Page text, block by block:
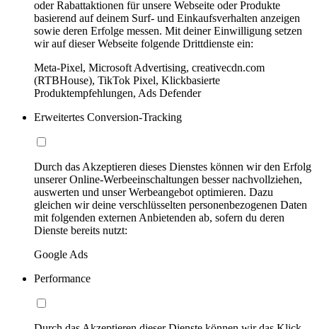
oder Rabattaktionen für unsere Webseite oder Produkte
basierend auf deinem Surf- und Einkaufsverhalten anzeigen
sowie deren Erfolge messen. Mit deiner Einwilligung setzen
wir auf dieser Webseite folgende Drittdienste ein:
Meta-Pixel, Microsoft Advertising, creativecdn.com
(RTBHouse), TikTok Pixel, Klickbasierte
Produktempfehlungen, Ads Defender
Erweitertes Conversion-Tracking
Durch das Akzeptieren dieses Dienstes können wir den Erfolg
unserer Online-Werbeeinschaltungen besser nachvollziehen,
auswerten und unser Werbeangebot optimieren. Dazu
gleichen wir deine verschlüsselten personenbezogenen Daten
mit folgenden externen Anbietenden ab, sofern du deren
Dienste bereits nutzt:
Google Ads
Performance